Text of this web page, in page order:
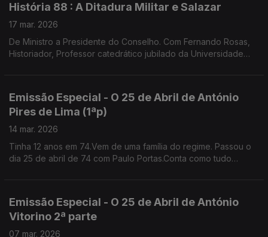
História 88 : A Ditadura Militar e Salazar
17 mar. 2026
De Ministro a Presidente do Conselho. Com Fernando Rosas,
Historiador, Professor catedrático jubilado da Universidade
Emissão Especial - O 25 de Abril de António
Pires de Lima (1ªp)
14 mar. 2026
Tinha 12 anos em 74.Vem de uma família do regime. Passou o
dia 25 de abril de 74 com Paulo Portas.Conta como tudo
Emissão Especial - O 25 de Abril de António
Vitorino 2ª parte
07 mar. 2026